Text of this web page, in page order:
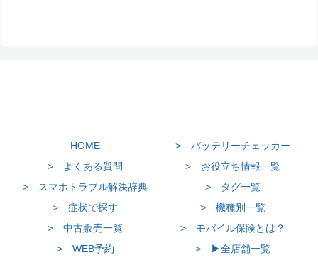
HOME
> バッテリーチェッカー
> よくある質問
> お役立ち情報一覧
> スマホトラブル解決辞典
> タグ一覧
> 症状で探す
> 機種別一覧
> 中古販売一覧
> モバイル保険とは？
> WEB予約
> ▶全店舗一覧